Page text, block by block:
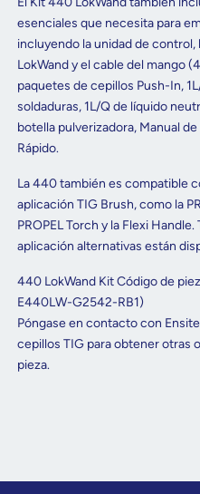
esenciales que necesita para
incluyendo la unidad de
LokWand y el cable del mango
paquetes de cepillos Push-In,
soldaduras, 1L/Q de líquido
botella pulverizadora, Manual
Rápido.
La 440 también es compatible
aplicación TIG Brush, como la
PROPEL Torch y la Flexi
aplicación alternativas están
440 LokWand Kit Código de
E440LW-G2542-RB1)
Póngase en contacto con
cepillos TIG para obtener otras
pieza.